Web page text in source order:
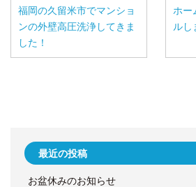
福岡の久留米市でマンショ
ンの外壁高圧洗浄してきま
した！
ホー
ルし
最近の投稿
お盆休みのお知らせ